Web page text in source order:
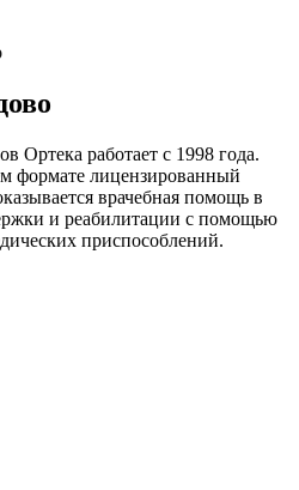
Ортека работает с 1998 года.
формате лицензированный
врачебная помощь в
и реабилитации с помощью
приспособлений.